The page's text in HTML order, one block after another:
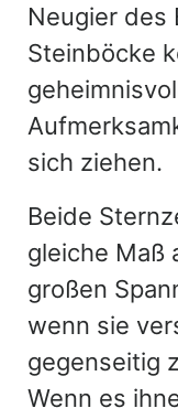
Neugier des
Steinböcke
sich ziehen.
Beide
gleiche Maß
großen
wenn sie
gegenseitig
Wenn es